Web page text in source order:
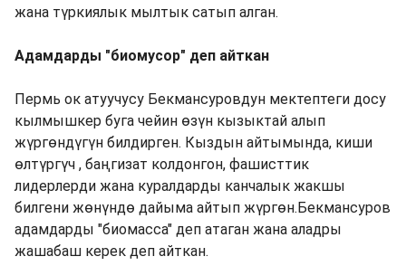
жана түркиялык мылтык сатып алган.
Адамдарды "биомусор" деп айткан
Пермь ок атуучусу Бекмансуровдун мектептеги досу
кылмышкер буга чейин өзүн кызыктай алып
жүргөндүгүн билдирген. Кыздын айтымында, киши
өлтүргүч , баңгизат колдонгон, фашисттик
лидерлерди жана куралдарды канчалык жакшы
билгени жөнүндө дайыма айтып жүргөн.Бекмансуров
адамдарды "биомасса" деп атаган жана аладры
жашабаш керек деп айткан.